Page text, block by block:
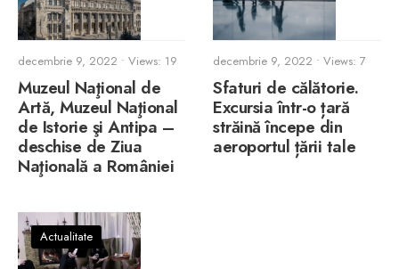
decembrie 9, 2022 • Views: 19
Muzeul Naţional de
Artă, Muzeul Naţional
de Istorie şi Antipa –
deschise de Ziua
Naţională a României
decembrie 9, 2022 • Views: 7
Sfaturi de călătorie.
Excursia într-o țară
străină începe din
aeroportul țării tale
Actualitate